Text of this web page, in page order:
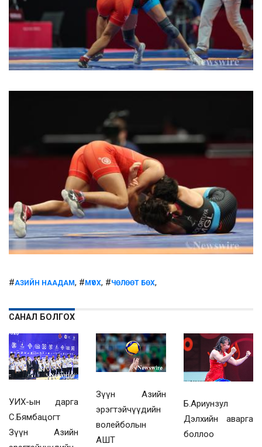
#АЗИЙН НААДАМ, #МҮОХ, #ЧӨЛӨӨТ БӨХ,
САНАЛ БОЛГОХ
УИХ-ын дарга
С.Бямбацогт
Зүүн Азийн
Зүүн Азийн
эрэгтэйчүүдийн
волейболын
АШТ
Б.Ариунзул
Дэлхийн аварга
боллоо